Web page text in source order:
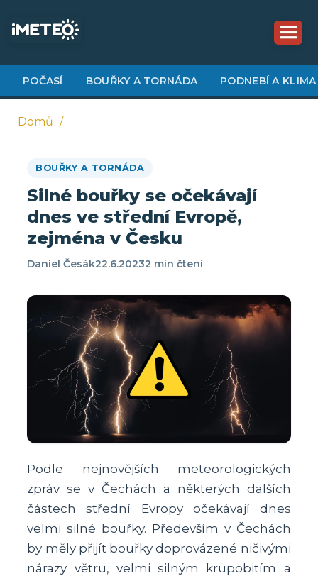
obsahu
POČASÍ BOUŘKY A TORNÁDA PODNEBÍ A KLIMA
navigace
Domů
BOUŘKY A TORNÁDA
Silné bouřky se očekávají
dnes ve střední Evropě,
zejména v Česku
Daniel Česák22.6.20232 min čtení
Podle nejnovějších meteorologických
zpráv se v Čechách a některých dalších
částech střední Evropy očekávají dnes
velmi silné bouřky. Především v Čechách
by měly přijít bouřky doprovázené ničivými
nárazy větru, velmi silným krupobitím a